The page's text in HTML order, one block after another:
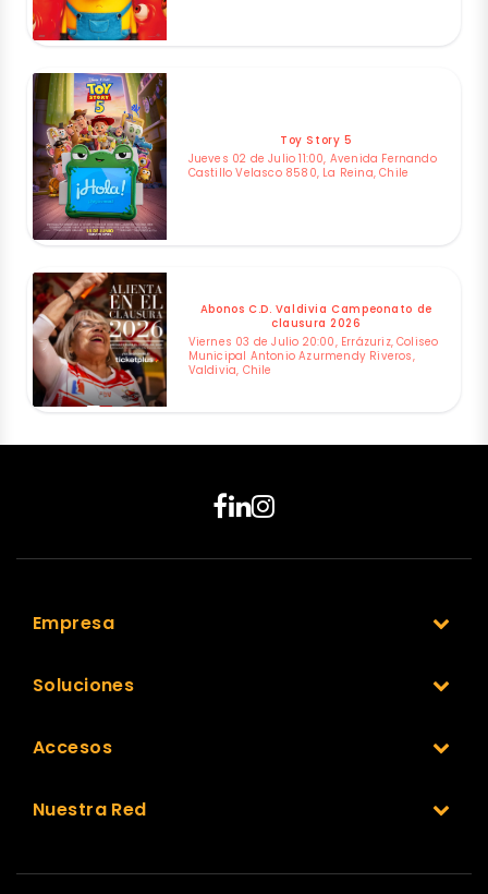
Toy Story 5
Jueves 02 de Julio 11:00, Avenida Fernando
Castillo Velasco 8580, La Reina, Chile
Abonos C.D. Valdivia Campeonato de
clausura 2026
Viernes 03 de Julio 20:00, Errázuriz, Coliseo
Municipal Antonio Azurmendy Riveros,
Valdivia, Chile
Empresa
Soluciones
Accesos
Nuestra Red